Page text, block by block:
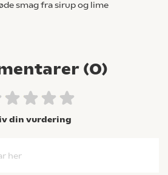
smag fra sirup og lime
(0)
din vurdering
her